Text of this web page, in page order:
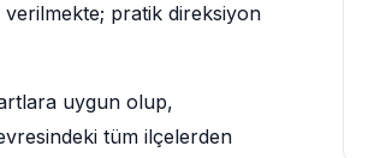
pratik direksiyon
uygun olup,
tüm ilçelerden